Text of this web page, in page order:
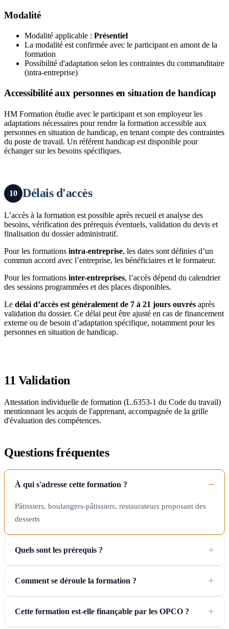
Modalité
Modalité applicable : Présentiel
La modalité est confirmée avec le participant en amont de la
formation
Possibilité d'adaptation selon les contraintes du commanditaire
(intra-entreprise)
Accessibilité aux personnes en situation de handicap
HM Formation étudie avec le participant et son employeur les
adaptations nécessaires pour rendre la formation accessible aux
personnes en situation de handicap, en tenant compte des contraintes
du poste de travail. Un référent handicap est disponible pour
échanger sur les besoins spécifiques.
10 Délais d'accès
L’accès à la formation est possible après recueil et analyse des
besoins, vérification des prérequis éventuels, validation du devis et
finalisation du dossier administratif.
Pour les formations intra-entreprise, les dates sont définies d’un
commun accord avec l’entreprise, les bénéficiaires et le formateur.
Pour les formations inter-entreprises, l’accès dépend du calendrier
des sessions programmées et des places disponibles.
Le délai d’accès est généralement de 7 à 21 jours ouvrés après
validation du dossier. Ce délai peut être ajusté en cas de financement
externe ou de besoin d’adaptation spécifique, notamment pour les
personnes en situation de handicap.
11 Validation
Attestation individuelle de formation (L.6353-1 du Code du travail)
mentionnant les acquis de l'apprenant, accompagnée de la grille
d'évaluation des compétences.
Questions fréquentes
À qui s'adresse cette formation ?
Pâtissiers, boulangers-pâtissiers, restaurateurs proposant des
desserts
Quels sont les prérequis ?
Comment se déroule la formation ?
Cette formation est-elle finançable par les OPCO ?